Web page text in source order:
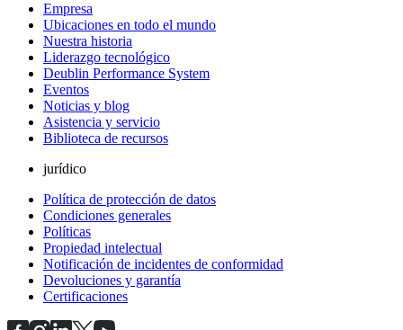
Empresa
Ubicaciones en todo el mundo
Nuestra historia
Liderazgo tecnológico
Deublin Performance System
Eventos
Noticias y blog
Asistencia y servicio
Biblioteca de recursos
jurídico
Política de protección de datos
Condiciones generales
Políticas
Propiedad intelectual
Notificación de incidentes de conformidad
Devoluciones y garantía
Certificaciones